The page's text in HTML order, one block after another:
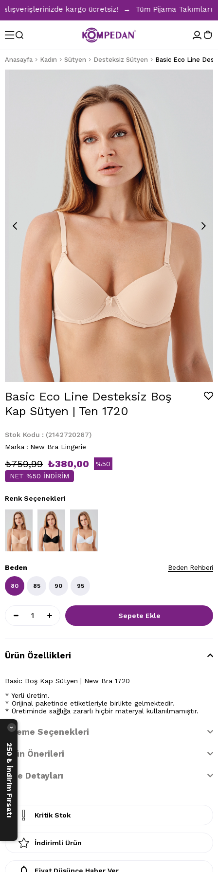
kargo ücretsiz! → Tüm Pijama
Anasayfa Kadın Sütyen Desteksiz Sütyen Basic Eco Line
Basic Eco Line Desteksiz Boş
Kap Sütyen | Ten 1720
Stok Kodu
(2142720267)
Marka : New Bra Lingerie
₺759,99 ₺380,00 %50
NET %50 İNDİRİM
Renk Seçenekleri
Beden Rehberi
Beden
80 85 90 95
Ürün Özellikleri
Basic Boş Kap Sütyen | New Bra 1720
* Yerli üretim.
* Orijinal paketinde etiketleriyle birlikte gelmektedir.
* Üretiminde sağlığa zararlı hiçbir materyal kullanılmamıştır.
Ödeme Seçenekleri
Ürün Önerileri
İade Detayları
Kritik Stok
İndirimli Ürün
Fiyat Düşünce Haber Ver
250 ₺ İndirim Fırsatı
›